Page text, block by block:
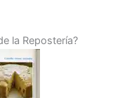
la Repostería?